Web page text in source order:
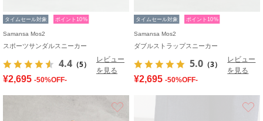
タイムセール対象 ポイント10%
Samansa Mos2
スポーツサンダルスニーカー
4.4 （5）
レビュー
を見る
¥2,695 -50%OFF-
タイムセール対象 ポイント10%
Samansa Mos2
ダブルストラップスニーカー
5.0 （3）
レビュー
を見る
¥2,695 -50%OFF-